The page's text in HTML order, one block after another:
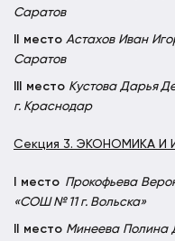
Саратов
место Астахов Иван
Саратов
место Кустова Дарья
г. Краснодар
Секция 3. ЭКОНОМИКА И
место Прокофьева
«СОШ № 11 г. Вольска»
место Минеева Полина